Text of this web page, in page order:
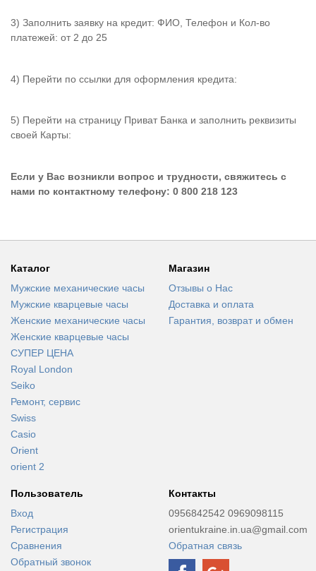
3) Заполнить заявку на кредит: ФИО, Телефон и Кол-во
платежей: от 2 до 25
4) Перейти по ссылки для оформления кредита:
5) Перейти на страницу Приват Банка и заполнить реквизиты
своей Карты:
Если у Вас возникли вопрос и трудности, свяжитесь с
нами по контактному телефону: 0 800 218 123
Каталог
Мужские механические часы
Мужские кварцевые часы
Женские механические часы
Женские кварцевые часы
СУПЕР ЦЕНА
Royal London
Seiko
Ремонт, сервис
Swiss
Casio
Orient
orient 2
Магазин
Отзывы о Нас
Доставка и оплата
Гарантия, возврат и обмен
Пользователь
Вход
Регистрация
Сравнения
Обратный звонок
Контакты
0956842542 0969098115
orientukraine.in.ua@gmail.com
Обратная связь